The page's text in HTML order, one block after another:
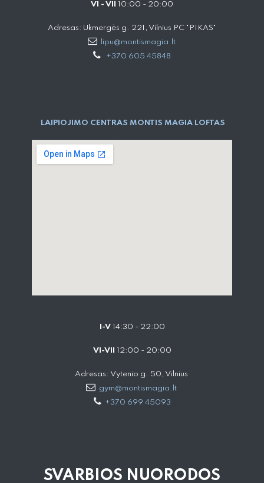
VI - VII 10:00 - 20:00
Adresas: Ukmergės g. 221, Vilnius PC "PIKAS"
lipu@montismagia.lt
+370 605 45848
LAIPIOJIMO CENTRAS MONTIS MAGIA LOFTAS
I-V14:30 - 22:00
VI-VII 12:00 - 20:00
Adresas: Vytenio g. 50, Vilnius
gym@montismagia.lt
+370 699 45093
SVARBIOS NUORODOS